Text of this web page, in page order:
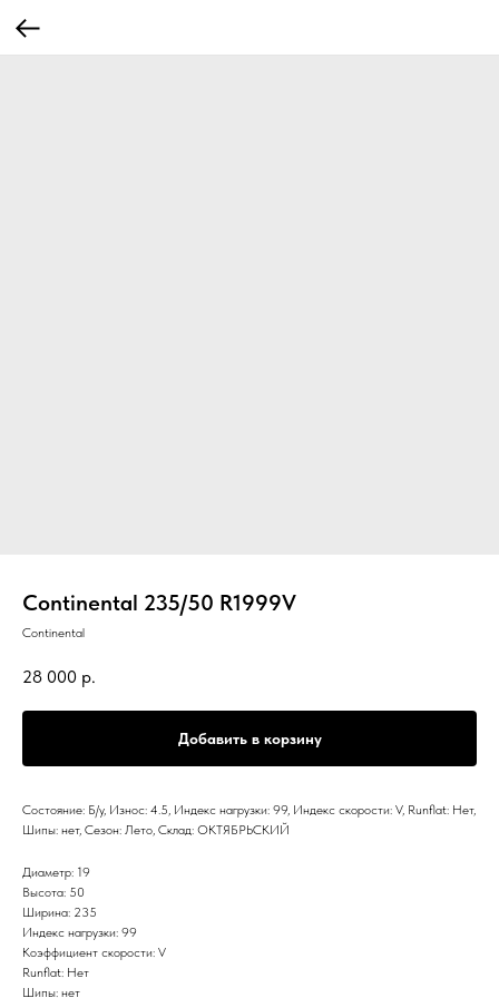
Continental 235/50 R1999V
Continental
28 000 р.
Добавить в корзину
Состояние: Б/у, Износ: 4.5, Индекс нагрузки: 99, Индекс скорости: V, Runflat: Нет,
Шипы: нет, Сезон: Лето, Склад: ОКТЯБРЬСКИЙ
Диаметр: 19
Высота: 50
Ширина: 235
Индекс нагрузки: 99
Коэффициент скорости: V
Runflat: Нет
Шипы: нет